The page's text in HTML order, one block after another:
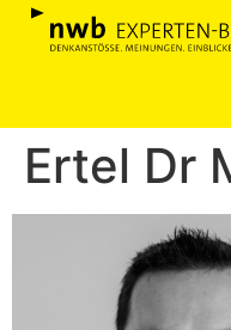
Ertel Dr